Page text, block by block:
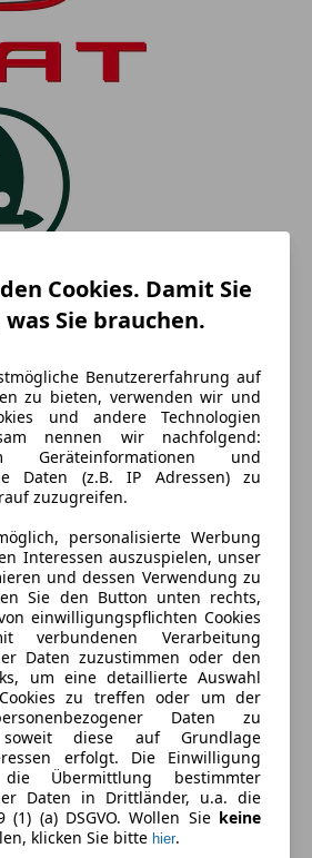
Cookies. Damit Sie
Sie brauchen.
Benutzererfahrung auf
zu bieten, verwenden wir und
und andere Technologien
nennen wir nachfolgend:
Geräteinformationen und
Daten (z.B. IP Adressen) zu
zuzugreifen.
personalisierte Werbung
Interessen auszuspielen, unser
und dessen Verwendung zu
Sie den Button unten rechts,
einwilligungspflichten Cookies
Verarbeitung
Daten zuzustimmen oder den
um eine detaillierte Auswahl
zu treffen oder um der
Daten zu
soweit diese auf Grundlage
erfolgt. Die Einwilligung
Übermittlung bestimmter
Daten in Drittländer, u.a. die
(1) (a) DSGVO. Wollen Sie keine
klicken Sie bitte hier.